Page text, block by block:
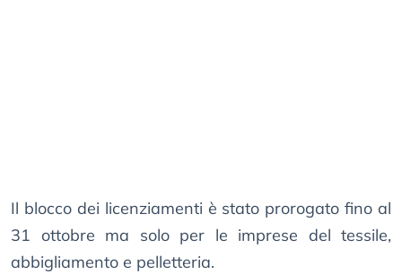
Il blocco dei licenziamenti è stato prorogato fino al
31 ottobre ma solo per le imprese del tessile,
abbigliamento e pelletteria.